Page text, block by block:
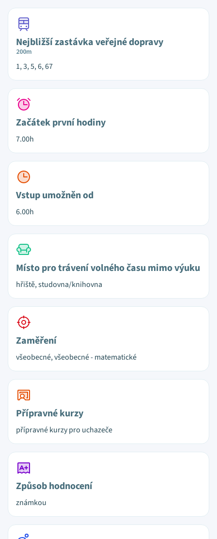
Nejbližší zastávka veřejné dopravy
200m
1, 3, 5, 6, 67
Začátek první hodiny
7.00h
Vstup umožněn od
6.00h
Místo pro trávení volného času mimo výuku
hřiště, studovna/knihovna
Zaměření
všeobecné, všeobecné - matematické
Přípravné kurzy
přípravné kurzy pro uchazeče
Způsob hodnocení
známkou